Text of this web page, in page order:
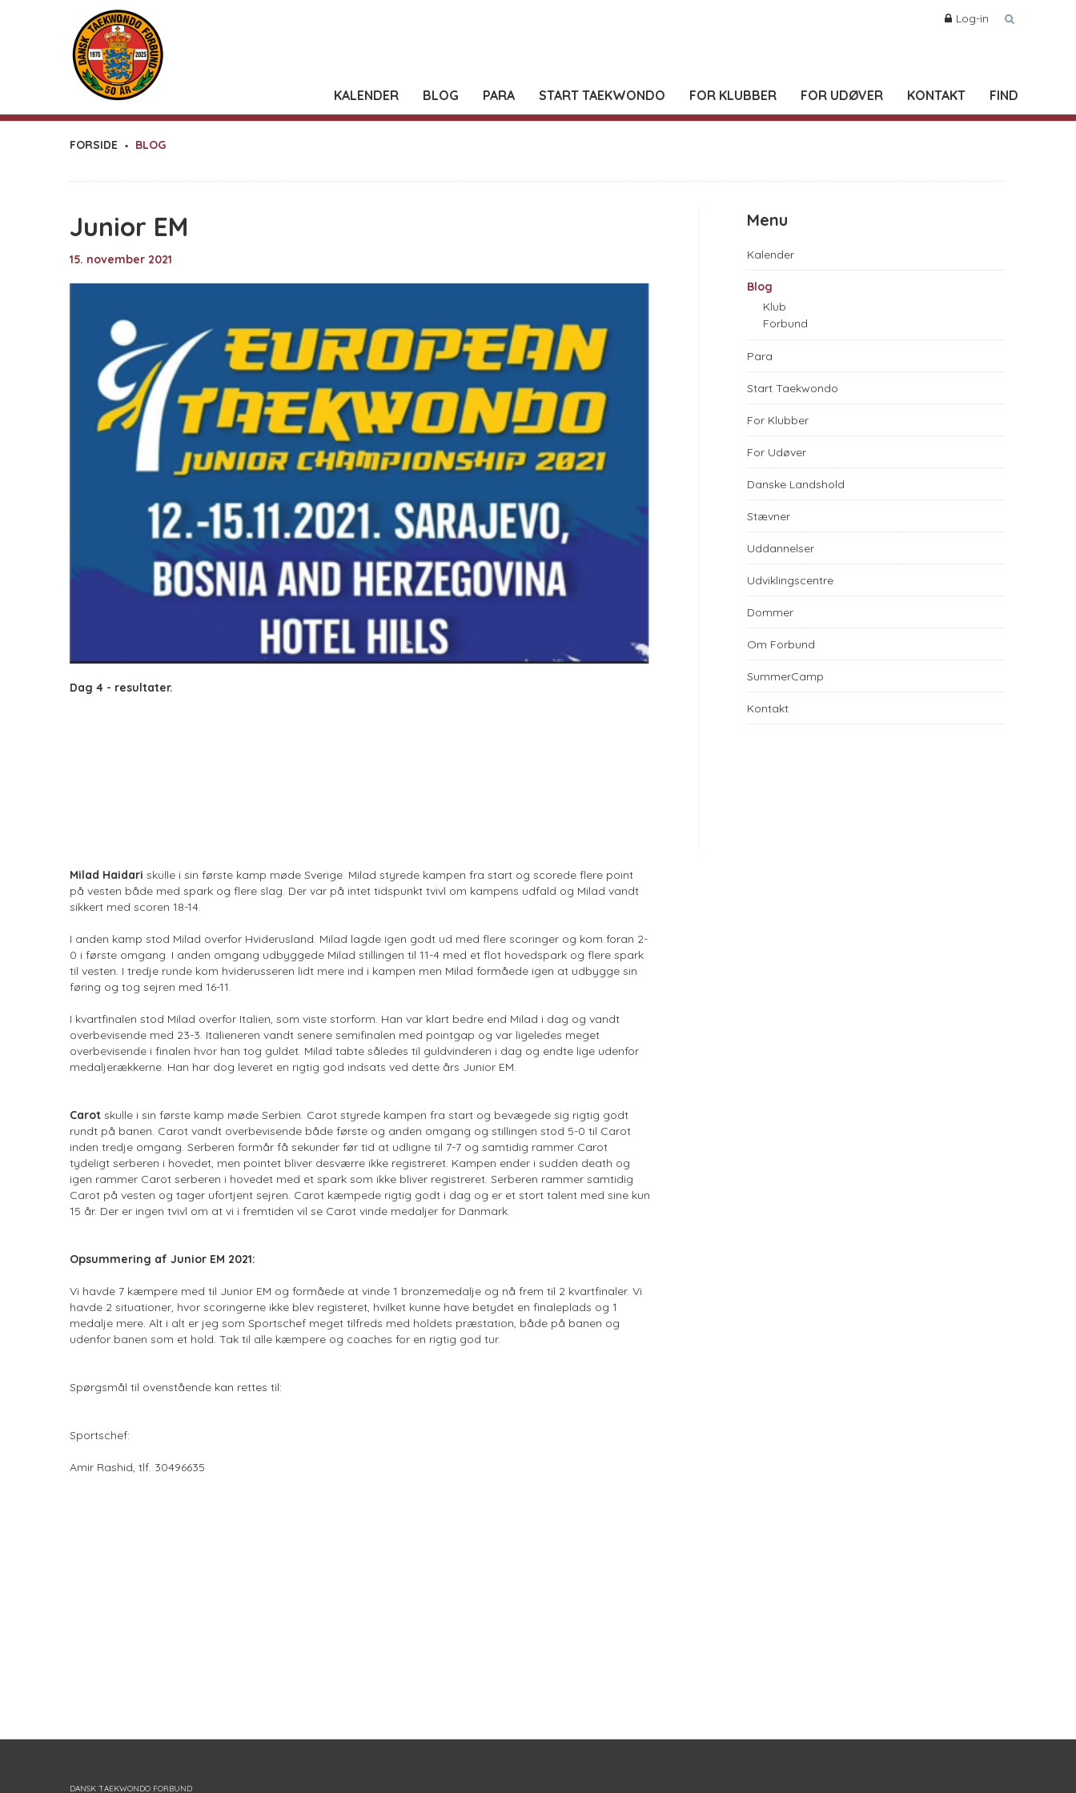
Log-in
KALENDER BLOG PARA START TAEKWONDO FOR KLUBBER FOR UDØVER KONTAKT FIND
FORSIDE BLOG
Junior EM
15. november 2021
Dag 4 - resultater.
Milad Haidari skulle i sin første kamp møde Sverige. Milad styrede kampen fra start og scorede flere point
på vesten både med spark og flere slag. Der var på intet tidspunkt tvivl om kampens udfald og Milad vandt
sikkert med scoren 18-14.
I anden kamp stod Milad overfor Hviderusland. Milad lagde igen godt ud med flere scoringer og kom foran 2-
0 i første omgang. I anden omgang udbyggede Milad stillingen til 11-4 med et flot hovedspark og flere spark
til vesten. I tredje runde kom hviderusseren lidt mere ind i kampen men Milad formåede igen at udbygge sin
føring og tog sejren med 16-11.
I kvartfinalen stod Milad overfor Italien, som viste storform. Han var klart bedre end Milad i dag og vandt
overbevisende med 23-3. Italieneren vandt senere semifinalen med pointgap og var ligeledes meget
overbevisende i finalen hvor han tog guldet. Milad tabte således til guldvinderen i dag og endte lige udenfor
medaljerækkerne. Han har dog leveret en rigtig god indsats ved dette års Junior EM.
Carot skulle i sin første kamp møde Serbien. Carot styrede kampen fra start og bevægede sig rigtig godt
rundt på banen. Carot vandt overbevisende både første og anden omgang og stillingen stod 5-0 til Carot
inden tredje omgang. Serberen formår få sekunder før tid at udligne til 7-7 og samtidig rammer Carot
tydeligt serberen i hovedet, men pointet bliver desværre ikke registreret. Kampen ender i sudden death og
igen rammer Carot serberen i hovedet med et spark som ikke bliver registreret. Serberen rammer samtidig
Carot på vesten og tager ufortjent sejren. Carot kæmpede rigtig godt i dag og er et stort talent med sine kun
15 år. Der er ingen tvivl om at vi i fremtiden vil se Carot vinde medaljer for Danmark.
Opsummering af Junior EM 2021:
Vi havde 7 kæmpere med til Junior EM og formåede at vinde 1 bronzemedalje og nå frem til 2 kvartfinaler. Vi
havde 2 situationer, hvor scoringerne ikke blev registeret, hvilket kunne have betydet en finaleplads og 1
medalje mere. Alt i alt er jeg som Sportschef meget tilfreds med holdets præstation, både på banen og
udenfor banen som et hold. Tak til alle kæmpere og coaches for en rigtig god tur.
Spørgsmål til ovenstående kan rettes til:
Sportschef:
Amir Rashid, tlf. 30496635
Menu
Kalender
Blog
Klub
Forbund
Para
Start Taekwondo
For Klubber
For Udøver
Danske Landshold
Stævner
Uddannelser
Udviklingscentre
Dommer
Om Forbund
SummerCamp
Kontakt